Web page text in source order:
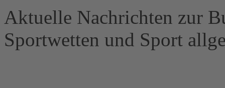
Aktuelle Nachrichten zur
Sportwetten und Sport